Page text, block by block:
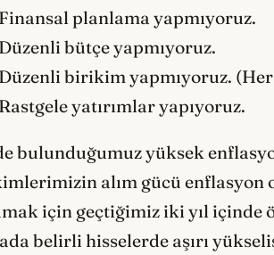
Finansal planlama yapmıyoruz.
Düzenli bütçe yapmıyoruz.
Düzenli birikim yapmıyoruz.
Rastgele yatırımlar yapıyoruz.
bulunduğumuz yüksek
alım gücü enflasyon
için geçtiğimiz iki yıl içinde
belirli hisselerde aşırı